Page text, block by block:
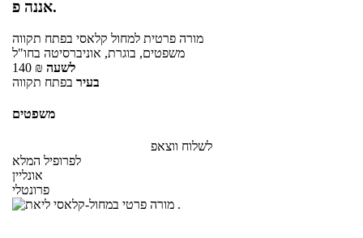
אננה פ.
מורה פרטית למחול קלאסי בפתח תקווה
משפטים, בוגרת, אוניברסיטה בחו"ל
140 ₪ לשעה
בעיר בפתח תקווה
משפטים
לשלוח ווצאפ
לפרופיל המלא
אונליין
פרונטלי